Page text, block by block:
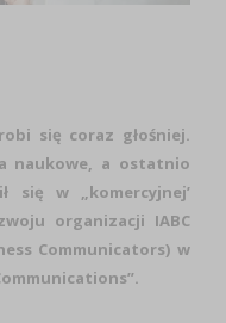
się coraz głośniej.
naukowe, a ostatnio
się w „komercyjnej’
organizacji IABC
Communicators) w